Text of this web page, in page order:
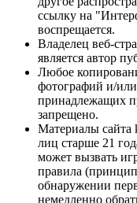
ссылку на
воспрещается.
Владелец веб-
является автор
Любое
фотографий и/
принадлежащих
запрещено.
Материалы сайта
лиц старше 21
может вызвать
правила
обнаружении
немедленно